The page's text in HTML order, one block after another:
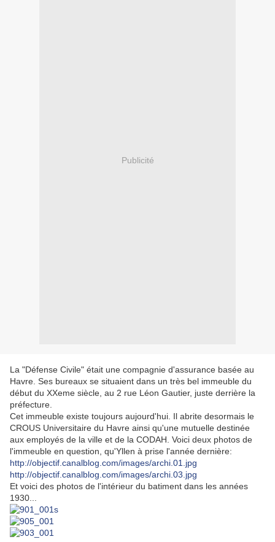
Publicité
La "Défense Civile" était une compagnie d'assurance basée au
Havre. Ses bureaux se situaient dans un très bel immeuble du
début du XXeme siècle, au 2 rue Léon Gautier, juste derrière la
préfecture.
Cet immeuble existe toujours aujourd'hui. Il abrite desormais le
CROUS Universitaire du Havre ainsi qu'une mutuelle destinée
aux employés de la ville et de la CODAH. Voici deux photos de
l'immeuble en question, qu'Yllen à prise l'année dernière:
http://objectif.canalblog.com/images/archi.01.jpg
http://objectif.canalblog.com/images/archi.03.jpg
Et voici des photos de l'intérieur du batiment dans les années
1930...